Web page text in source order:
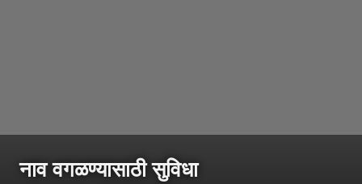
नाव वगळण्यासाठी सुविधा